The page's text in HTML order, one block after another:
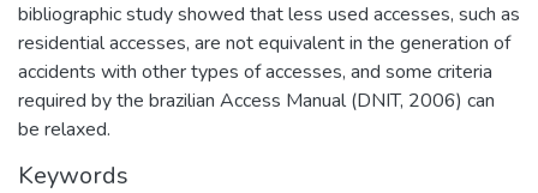
bibliographic study showed that less used accesses, such as
residential accesses, are not equivalent in the generation of
accidents with other types of accesses, and some criteria
required by the brazilian Access Manual (DNIT, 2006) can
be relaxed.
Keywords